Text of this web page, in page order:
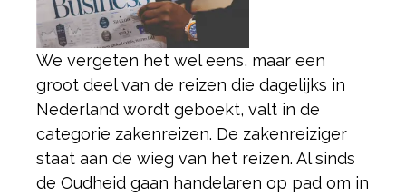
We vergeten het wel eens, maar een
groot deel van de reizen die dagelijks in
Nederland wordt geboekt, valt in de
categorie zakenreizen. De zakenreiziger
staat aan de wieg van het reizen. Al sinds
de Oudheid gaan handelaren op pad om in